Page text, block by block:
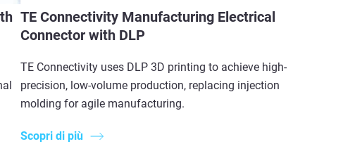
TE Connectivity Manufacturing Electrical
Connector with DLP
TE Connectivity uses DLP 3D printing to achieve high-
precision, low-volume production, replacing injection
molding for agile manufacturing.
Scopri di più